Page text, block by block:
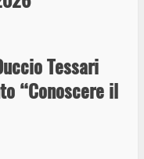
Tessari
“Conoscere il
dei bozzetti di
ospitata al